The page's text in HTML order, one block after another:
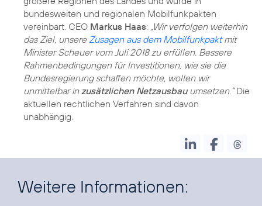
bundesweiten und regionalen Mobilfunkpakten
vereinbart. CEO Markus Haas: „Wir verfolgen weiterhin
das Ziel, unsereZusagen aus dem Mobilfunkpaktmit
Minister Scheuer vom Juli 2018 zu erfüllen. Bessere
Rahmenbedingungen für Investitionen, wie sie die
Bundesregierung schaffen möchte, wollen wir
unmittelbar inzusätzlichen Netzausbauumsetzen.“Die
aktuellen rechtlichen Verfahren sind davon
unabhängig.
Weitere Informationen: